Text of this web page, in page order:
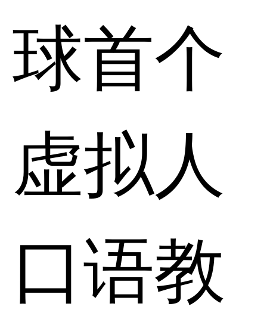
球首个
虚拟人
口语教